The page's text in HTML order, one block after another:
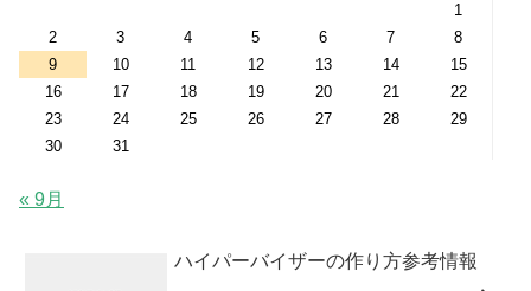
1
2
3 4 5 6 7
8
9
10 11 12 13 14
15
16
17 18 19 20 21
22
23
24 25 26 27 28
29
30
31
« 9月
ハイパーバイザーの作り方参考情報